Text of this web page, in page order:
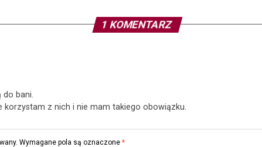
1 KOMENTARZ
do bani.
korzystam z nich i nie mam takiego obowiązku.
Wymagane pola są oznaczone *